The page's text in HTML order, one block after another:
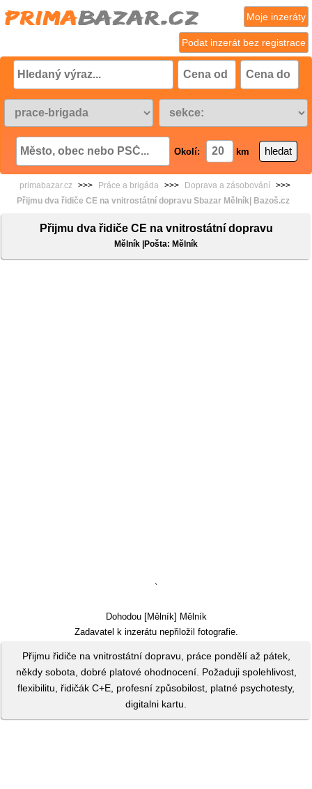
Podat inzerát bez registrace
Moje inzeráty
Okolí: km
primabazar.cz >>> Práce a brigáda >>> Doprava a zásobování
>>>
Přijmu dva řidiče CE na vnitrostátní dopravu Sbazar Mělník| Bazoš.cz
Přijmu dva řidiče CE na vnitrostátní dopravu
Mělník |Pošta: Mělník
`
Dohodou [Mělník] Mělník
Zadavatel k inzerátu nepřiložil fotografie.
Přijmu řidiče na vnitrostátní dopravu, práce pondělí až pátek,
někdy sobota, dobré platové ohodnocení. Požaduji spolehlivost,
flexibilitu, řidičák C+E, profesní způsobilost, platné psychotesty,
digitalni kartu.